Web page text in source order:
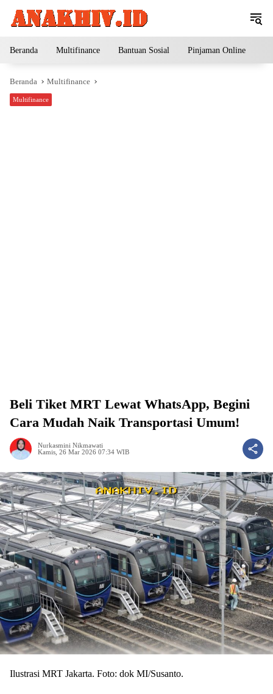
Beranda Multifinance Bantuan Sosial Pinjaman Online
Beranda Multifinance
Multifinance
Beli Tiket MRT Lewat WhatsApp, Begini
Cara Mudah Naik Transportasi Umum!
Nurkasmini Nikmawati
Kamis, 26 Mar 2026 07:34 WIB
Ilustrasi MRT Jakarta. Foto: dok MI/Susanto.